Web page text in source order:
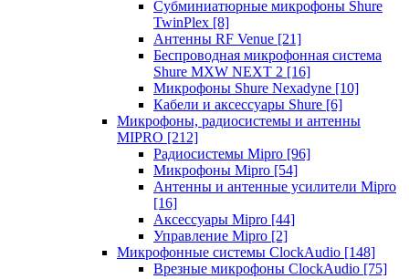
Субминиатюрные микрофоны Shure
TwinPlex [8]
Антенны RF Venue [21]
Беспроводная микрофонная система
Shure MXW NEXT 2 [16]
Микрофоны Shure Nexadyne [10]
Кабели и аксессуары Shure [6]
Микрофоны, радиосистемы и антенны
MIPRO [212]
Радиосистемы Mipro [96]
Микрофоны Mipro [54]
Антенны и антенные усилители Mipro
[16]
Аксессуары Mipro [44]
Управление Mipro [2]
Микрофонные системы ClockAudio [148]
Врезные микрофоны ClockAudio [75]